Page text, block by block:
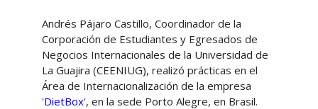
Andrés Pájaro Castillo, Coordinador de la
Corporación de Estudiantes y Egresados de
Negocios Internacionales de la Universidad de
La Guajira (CEENIUG), realizó prácticas en el
Área de Internacionalización de la empresa
'DietBox', en la sede Porto Alegre, en Brasil.